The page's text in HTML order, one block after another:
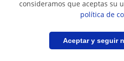
Guardar búsqueda
Condiciones uso profesores
consideramos que aceptas su
política de
Aceptar y seguir